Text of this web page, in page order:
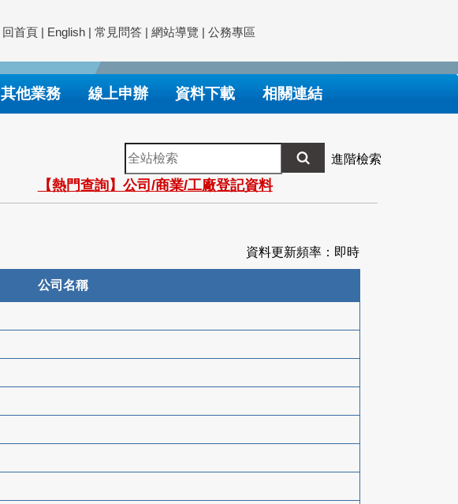
回首頁 | English | 常見問答 | 網站導覽 | 公務專區
其他業務 線上申辦 資料下載 相關連結
全
站
檢
索
進階檢索
【熱門查詢】公司/商業/工廠登記資料
資料更新頻率：即時
公司名稱